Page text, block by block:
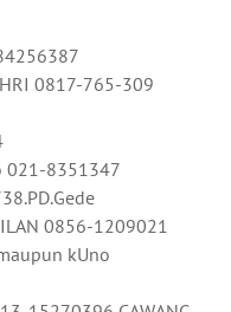
0817-765-309
021-8351347
0856-1209021
kUno